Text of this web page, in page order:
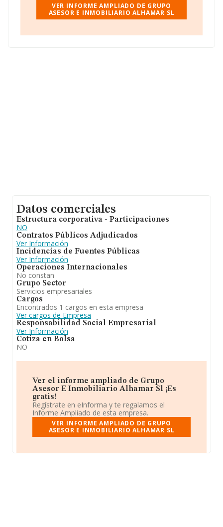
En base a la información de la que dispone INFORMA
asciende a 6.290 millones de euros y la media entre
VER INFORME AMPLIADO DE GRUPO
ASESOR E INMOBILIARIO ALHAMAR SL
Datos comerciales
Estructura corporativa - Participaciones
NO
Contratos Públicos Adjudicados
Ver Información
Incidencias de Fuentes Públicas
Ver Información
Operaciones Internacionales
No constan
Grupo Sector
Servicios empresariales
Cargos
Encontrados 1 cargos en esta empresa
Ver cargos de Empresa
Responsabilidad Social Empresarial
Ver Información
Cotiza en Bolsa
NO
Ver el informe ampliado de Grupo
Asesor E Inmobiliario Alhamar Sl ¡Es
gratis!
Regístrate en eInforma y te regalamos el
Informe Ampliado de esta empresa.
VER INFORME AMPLIADO DE GRUPO
ASESOR E INMOBILIARIO ALHAMAR SL